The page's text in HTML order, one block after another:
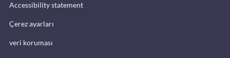
Accessibility statement
Çerez ayarları
veri koruması